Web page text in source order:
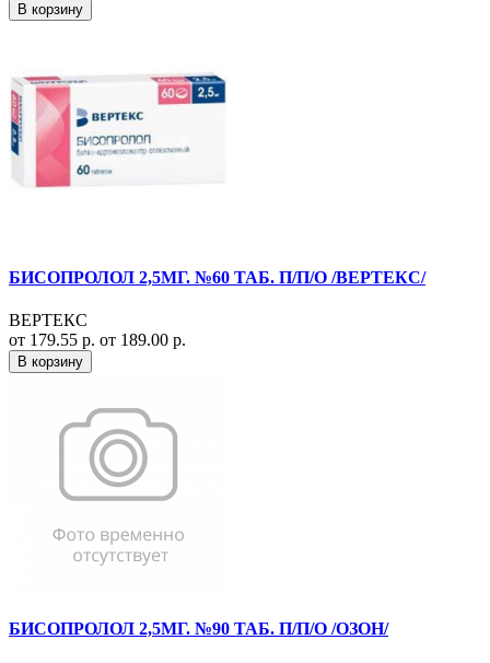
В корзину
БИСОПРОЛОЛ 2,5МГ. №60 ТАБ. П/П/О /ВЕРТЕКС/
ВЕРТЕКС
от 179.55 р. от 189.00 р.
В корзину
БИСОПРОЛОЛ 2,5МГ. №90 ТАБ. П/П/О /ОЗОН/